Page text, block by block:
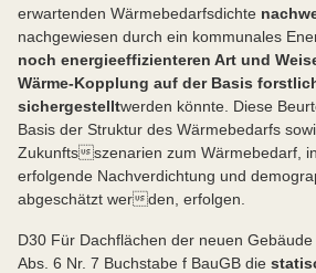
erwartenden Wärmebedarfsdichte
nachgewiesen durch ein kommunales
noch energieeffizienteren Art und
Wärme-Kopplung auf der Basis
sichergestelltwerden könnte. Diese
Basis der Struktur des Wärmebedarfs
Zukunftsszenarien zum Wärmebedarf,
erfolgende Nachverdichtung und
abgeschätzt werden, erfolgen.
D30 Für Dachflächen der neuen
Abs. 6 Nr. 7 Buchstabe f BauGB die